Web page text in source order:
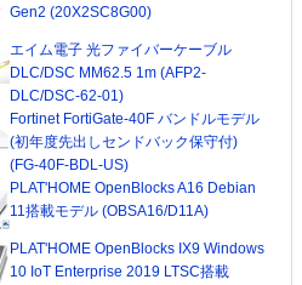
Gen2 (20X2SC8G00)
エイム電子 光ファイバーケーブル
DLC/DSC MM62.5 1m (AFP2-
DLC/DSC-62-01)
Fortinet FortiGate-40F バンドルモデル
(初年度先出しセンドバック保守付)
(FG-40F-BDL-US)
PLAT'HOME OpenBlocks A16 Debian
11搭載モデル (OBSA16/D11A)
PLAT'HOME OpenBlocks IX9 Windows
10 IoT Enterprise 2019 LTSC搭載